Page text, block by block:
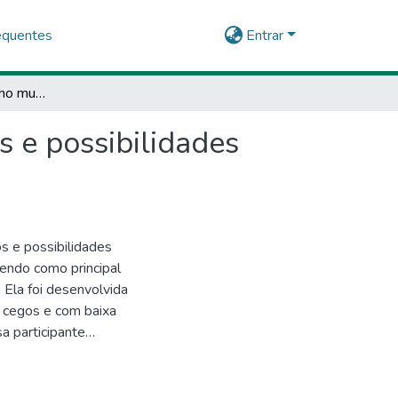
Entrar
Tecnologia assistiva no mundo do trabalho: desafios e possibilidades educativas de pessoas com deficiência visual
e possibilidades
e possibilidades
como principal
foi desenvolvida
e com baixa
participante